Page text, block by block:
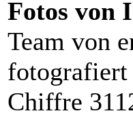
Fotos von
Team von
Chiffre